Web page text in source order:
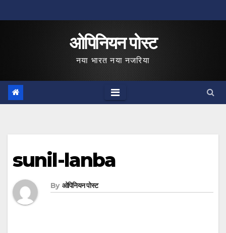
to
ओपिनियन पोस्ट
नया भारत नया नजरिया
sunil-lanba
By ओपिनियन पोस्ट